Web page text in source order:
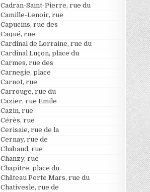
Cadran-Saint-Pierre, rue du
Camille-Lenoir, rue
Capucins, rue des
Caqué, rue
Cardinal de Lorraine, rue du
Cardinal Luçon, place du
Carmes, rue des
Carnegie, place
Carnot, rue
Carrouge, rue du
Cazier, rue Emile
Cazin, rue
Cérès, rue
Cerisaie, rue de la
Cernay, rue de
Chabaud, rue
Chanzy, rue
Chapitre, place du
Château Porte Mars, rue du
Chativesle, rue de